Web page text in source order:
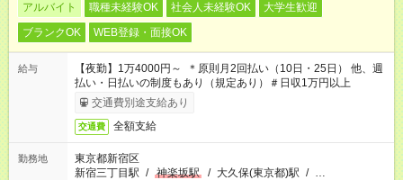
アルバイト 職種未経験OK 社会人未経験OK
大学生歓迎
ブランクOK
WEB登録・面接OK
給与
【夜勤】1万4000円～ ＊原則月2回払い（10日・25日） 他、週
払い・日払いの制度もあり（規定あり）＃日収1万円以上
交通費別途支給あり
交通費 全額支給
勤務地
東京都新宿区
新宿三丁目駅 / 神楽坂駅 / 大久保(東京都)駅 / …